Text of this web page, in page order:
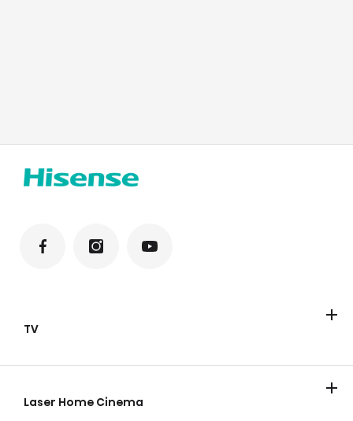
TV
Laser Home Cinema